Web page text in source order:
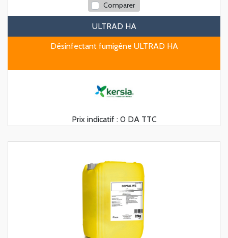
Comparer
ULTRAD HA
Désinfectant fumigène ULTRAD HA
Prix indicatif : 0 DA TTC